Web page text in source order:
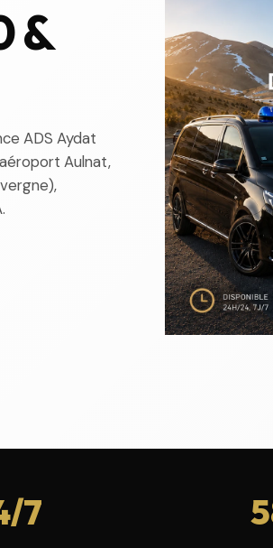
&
ADS Aydat
Aulnat,
7